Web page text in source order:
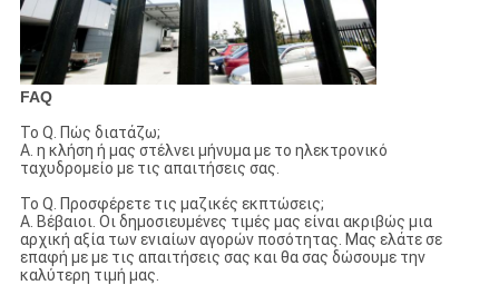
FAQ
Το Q. Πώς διατάζω;
Α. η κλήση ή μας στέλνει μήνυμα με το ηλεκτρονικό
ταχυδρομείο με τις απαιτήσεις σας.
Το Q. Προσφέρετε τις μαζικές εκπτώσεις;
Α. Βέβαιοι. Οι δημοσιευμένες τιμές μας είναι ακριβώς μια
αρχική αξία των ενιαίων αγορών ποσότητας. Μας ελάτε σε
επαφή με με τις απαιτήσεις σας και θα σας δώσουμε την
καλύτερη τιμή μας.